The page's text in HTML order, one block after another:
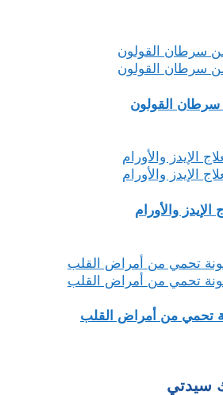
القولون
والأورام
تحمي من أمراض القلب
سيدتي